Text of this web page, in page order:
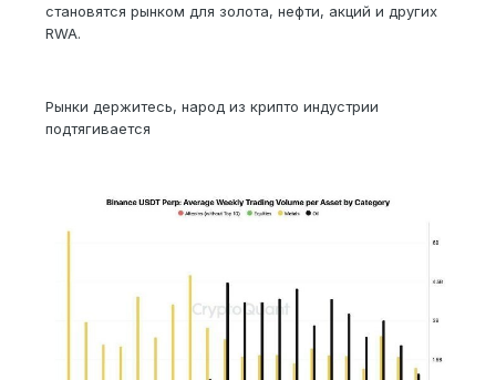
становятся рынком для золота, нефти, акций и других
RWA.
Рынки держитесь, народ из крипто индустрии
подтягивается